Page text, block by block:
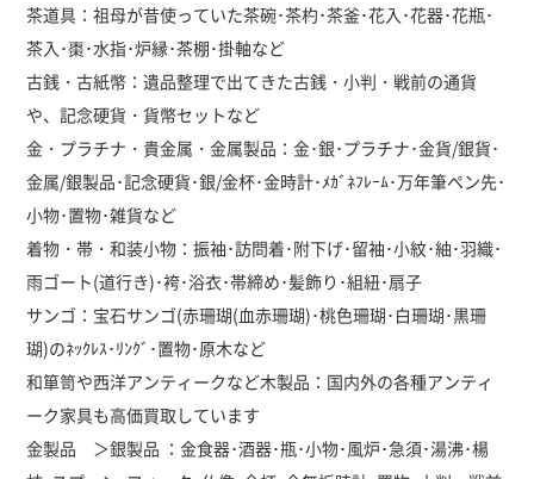
茶道具：祖母が昔使っていた茶碗･茶杓･茶釜･花入･花器･花瓶･
茶入･棗･水指･炉縁･茶棚･掛軸など
古銭・古紙幣：遺品整理で出てきた古銭・小判・戦前の通貨
や、記念硬貨・貨幣セットなど
金・プラチナ・貴金属・金属製品：金･銀･プラチナ･金貨/銀貨･
金属/銀製品･記念硬貨･銀/金杯･金時計･ﾒｶﾞﾈﾌﾚｰﾑ･万年筆ペン先･
小物･置物･雑貨など
着物・帯・和装小物：振袖･訪問着･附下げ･留袖･小紋･紬･羽織･
雨ゴート(道行き)･袴･浴衣･帯締め･髪飾り･組紐･扇子
サンゴ：宝石サンゴ(赤珊瑚(血赤珊瑚)･桃色珊瑚･白珊瑚･黒珊
瑚)のﾈｯｸﾚｽ･ﾘﾝｸﾞ･置物･原木など
和箪笥や西洋アンティークなど木製品：国内外の各種アンティ
ーク家具も高価買取しています
金製品 ＞銀製品 ：金食器･酒器･瓶･小物･風炉･急須･湯沸･楊